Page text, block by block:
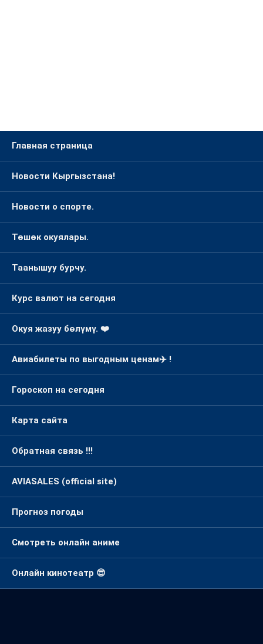
Главная страница
Новости Кыргызстана!
Новости о спорте.
Төшөк окуялары.
Таанышуу бурчу.
Курс валют на сегодня
Окуя жазуу бөлүмү. ❤️
Авиабилеты по выгодным ценам✈️ !
Гороскоп на сегодня
Карта сайта
Обратная связь !!!
AVIASALES (official site)
Прогноз погоды
Смотреть онлайн аниме
Онлайн кинотеатр 😎